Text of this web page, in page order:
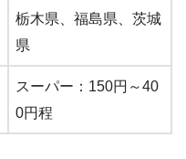
栃木県、福島県、茨城
県
スーパー：150円～40
0円程